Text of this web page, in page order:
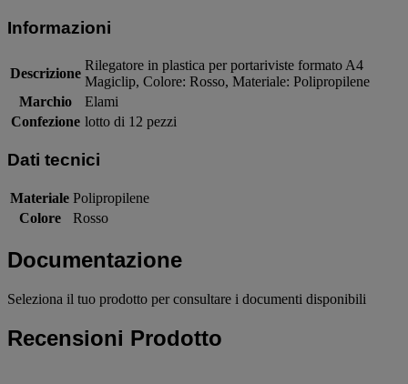
Informazioni
Descrizione
Rilegatore in plastica per portariviste formato A4
Magiclip, Colore: Rosso, Materiale: Polipropilene
Marchio
Elami
Confezione lotto di 12 pezzi
Dati tecnici
Materiale Polipropilene
Colore
Rosso
Documentazione
Seleziona il tuo prodotto per consultare i documenti disponibili
Recensioni Prodotto